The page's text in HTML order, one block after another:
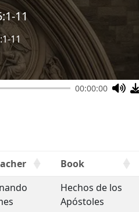
11
11
00:00:00
Book
Hechos de los
Apóstoles